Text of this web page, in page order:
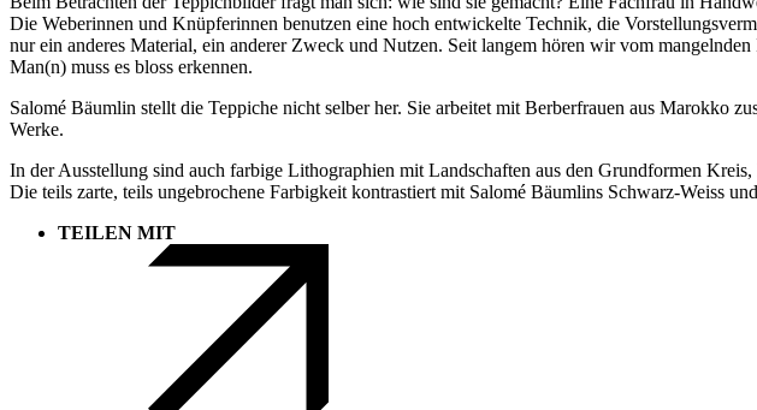
Die Weberinnen und Knüpferinnen benutzen eine hoch entwickelte Technik, die
nur ein anderes Material, ein anderer Zweck und Nutzen. Seit langem hören wir vom mangelnden
Man(n) muss es bloss erkennen.
Salomé Bäumlin stellt die Teppiche nicht selber her. Sie arbeitet mit Berberfrauen aus Marokko
Werke.
In der Ausstellung sind auch farbige Lithographien mit Landschaften aus den Grundformen
Die teils zarte, teils ungebrochene Farbigkeit kontrastiert mit Salomé Bäumlins Schwarz-Weiss
TEILEN MIT